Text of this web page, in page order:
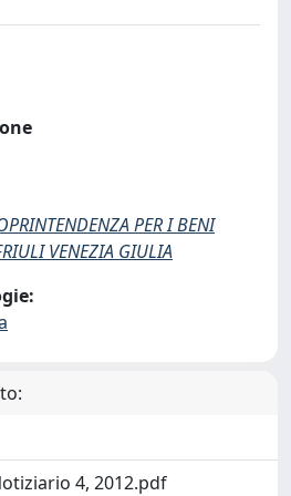
PER I BENI
VENEZIA GIULIA
4, 2012.pdf